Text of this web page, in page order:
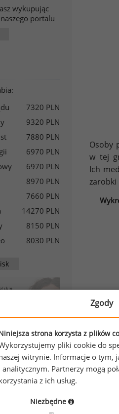
wykupując
portalu
7320 PLN
9320 PLN
7880 PLN
6970 PLN
6970 PLN
8970 PLN
7660 PLN
14270 PLN
8150 PLN
8030 PLN
Osoby
w tej
Ich
zarobki
Zgody
strona korzysta z plików
pliki cookie do
witrynie. Informacje o tym,
analitycznym. Partnerzy mogą
z ich usług.
Niezbędne